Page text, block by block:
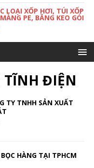
LOẠI XỐP HƠI, TÚI XỐP
PE, BĂNG KEO GÓI
TĨNH ĐIỆN
TY TNHH SẢN XUẤT
HÀNG TẠI TPHCM